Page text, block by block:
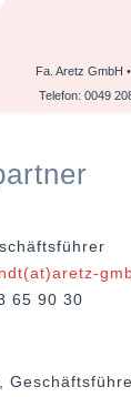
Fa. Aretz GmbH
Telefon: 0049
65 90 30